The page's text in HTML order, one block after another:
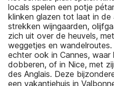
locals spelen een potje
klinken glazen tot laat in
strekken wijngaarden,
zich uit over de heuvels,
weggetjes en
echter ook in Cannes, waar
dobberen, of in Nice, met
des Anglais. Deze
een vakantiehuis in